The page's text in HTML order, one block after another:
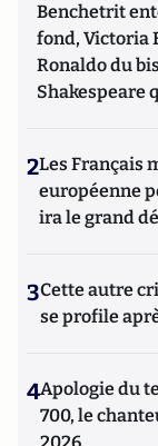
Benchetrit
fond, Victoria
Ronaldo du
Shakespeare
2Les Français
européenne
ira le grand
3Cette autre
se profile
4Apologie du
700, le